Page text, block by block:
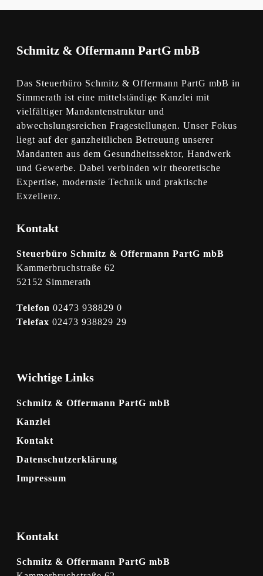
Schmitz & Offermann PartG mbB
Das Steuerbüro Schmitz & Offermann PartG mbB in
Simmerath ist eine mittelständige Kanzlei mit
vielfältiger Mandantenstruktur und
abwechslungsreichen Fragestellungen. Unser Fokus
liegt auf der ganzheitlichen Betreuung unserer
Mandanten aus dem Gesundheitssektor, Handwerk
und Gewerbe. Dabei verbinden wir theoretische
Expertise, modernste Technik und praktische
Exzellenz.
Kontakt
Steuerbüro Schmitz & Offermann PartG mbB
Kammerbruchstraße 62
52152 Simmerath
Telefon 02473 938829 0
Telefax 02473 938829 29
Wichtige Links
Schmitz & Offermann PartG mbB
Kanzlei
Kontakt
Datenschutzerklärung
Impressum
Kontakt
Schmitz & Offermann PartG mbB